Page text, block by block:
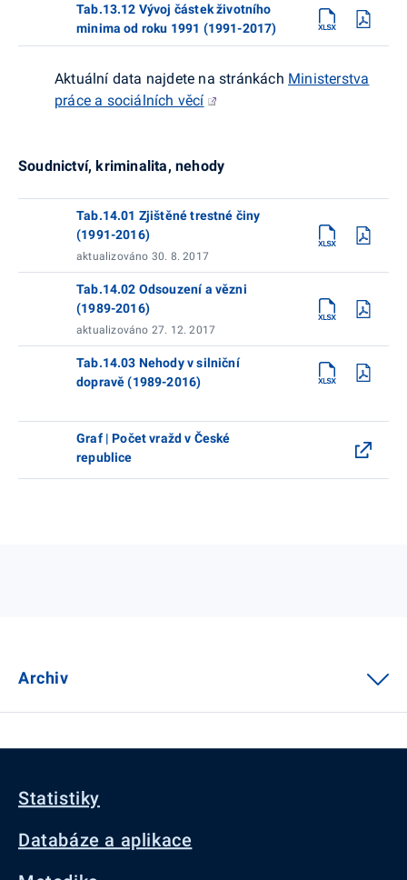
Tab.13.12 Vývoj částek životního
minima od roku 1991 (1991-2017)
Aktuální data najdete na stránkách Ministerstva
práce a sociálních věcí
Soudnictví, kriminalita, nehody
Tab.14.01 Zjištěné trestné činy
(1991-2016)
aktualizováno 30. 8. 2017
Tab.14.02 Odsouzení a vězni
(1989-2016)
aktualizováno 27. 12. 2017
Tab.14.03 Nehody v silniční
dopravě (1989-2016)
Graf | Počet vražd v České
republice
Archiv
Statistiky
Databáze a aplikace